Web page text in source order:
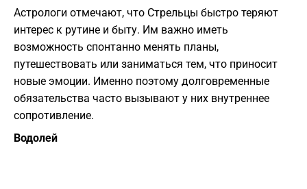
Астрологи отмечают, что Стрельцы быстро теряют
интерес к рутине и быту. Им важно иметь
возможность спонтанно менять планы,
путешествовать или заниматься тем, что приносит
новые эмоции. Именно поэтому долговременные
обязательства часто вызывают у них внутреннее
сопротивление.
Водолей